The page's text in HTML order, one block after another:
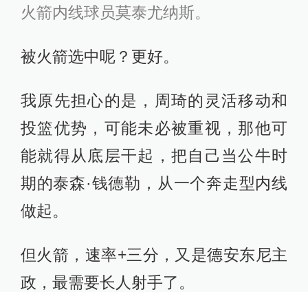
火箭内线球员莫泰尤纳斯。
被火箭选中呢？更好。
我原先担心的是，周琦的灵活移动和
投篮优势，可能未必被重视，那他可
能就得从底层干起，把自己当公牛时
期的泰森·钱德勒，从一个奔走型内线
做起。
但火箭，速率+三分，又是德安东尼主
政，最需要长人射手了。